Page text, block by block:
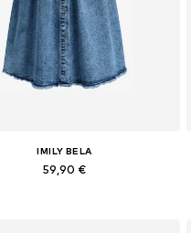
IMILY BELA
59,90 €